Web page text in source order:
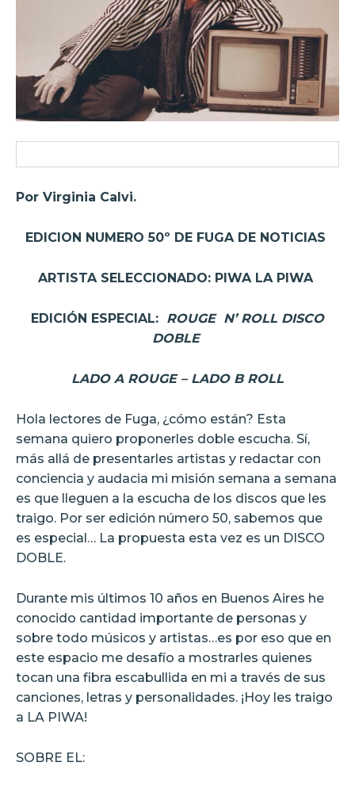
Por Virginia Calvi.
EDICION NUMERO 50º DE FUGA DE NOTICIAS
ARTISTA SELECCIONADO: PIWA LA PIWA
EDICIÓN ESPECIAL: ROUGE N’ ROLL DISCO
DOBLE
LADO A ROUGE – LADO B ROLL
Hola lectores de Fuga, ¿cómo están? Esta
semana quiero proponerles doble escucha. Sí,
más allá de presentarles artistas y redactar con
conciencia y audacia mi misión semana a semana
es que lleguen a la escucha de los discos que les
traigo. Por ser edición número 50, sabemos que
es especial… La propuesta esta vez es un DISCO
DOBLE.
Durante mis últimos 10 años en Buenos Aires he
conocido cantidad importante de personas y
sobre todo músicos y artistas…es por eso que en
este espacio me desafío a mostrarles quienes
tocan una fibra escabullida en mi a través de sus
canciones, letras y personalidades. ¡Hoy les traigo
a LA PIWA!
SOBRE EL: